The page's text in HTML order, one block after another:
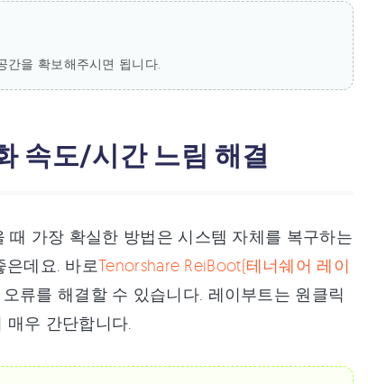
을 확보해주시면 됩니다.
속도/시간 느림 해결
가장 확실한 방법은 시스템 자체를 복구하는
은데요. 바로Tenorshare ReiBoot(테너쉐어 레이
류를 해결할 수 있습니다. 레이부트는 원클릭
우 간단합니다.